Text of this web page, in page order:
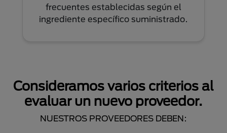
frecuentes establecidas según el
ingrediente específico suministrado.
Consideramos varios criterios al
evaluar un nuevo proveedor.
NUESTROS PROVEEDORES DEBEN: